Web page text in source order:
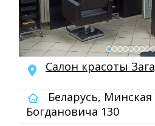
Салон красоты
Беларусь,
Богдановича 130